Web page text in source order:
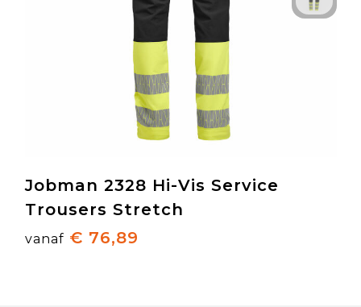
Jobman 2328 Hi-Vis Service
Trousers Stretch
vanaf € 76,89